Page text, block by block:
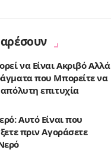
να Είναι Ακριβό Αλλά
που Μπορείτε να
επιτυχία
Αυτό Είναι που
πριν Αγοράσετε